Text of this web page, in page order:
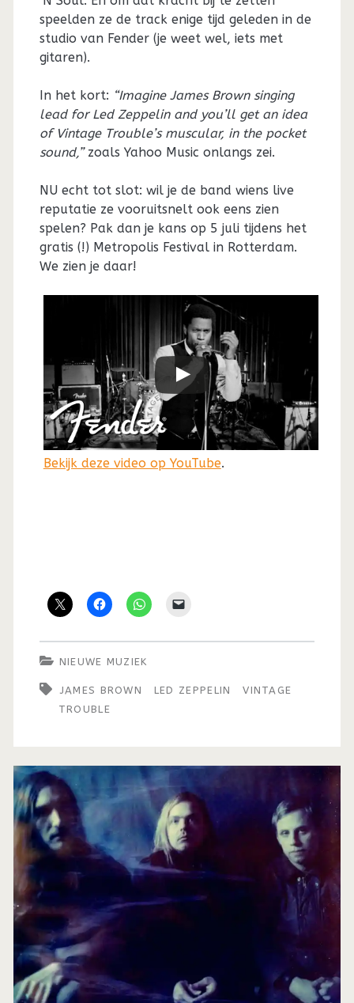
speelden ze de track enige tijd geleden in de
studio van Fender (je weet wel, iets met
gitaren).
In het kort: “Imagine James Brown singing
lead for Led Zeppelin and you’ll get an idea
of Vintage Trouble’s muscular, in the pocket
sound,”zoals Yahoo Music onlangs zei.
NU echt tot slot: wil je de band wiens live
reputatie ze vooruitsnelt ook eens zien
spelen? Pak dan je kans op 5 juli tijdens het
gratis (!) Metropolis Festival in Rotterdam.
We zien je daar!
Bekijk deze video op YouTube.
NIEUWE MUZIEK
JAMES BROWN LED ZEPPELIN
VINTAGE
TROUBLE